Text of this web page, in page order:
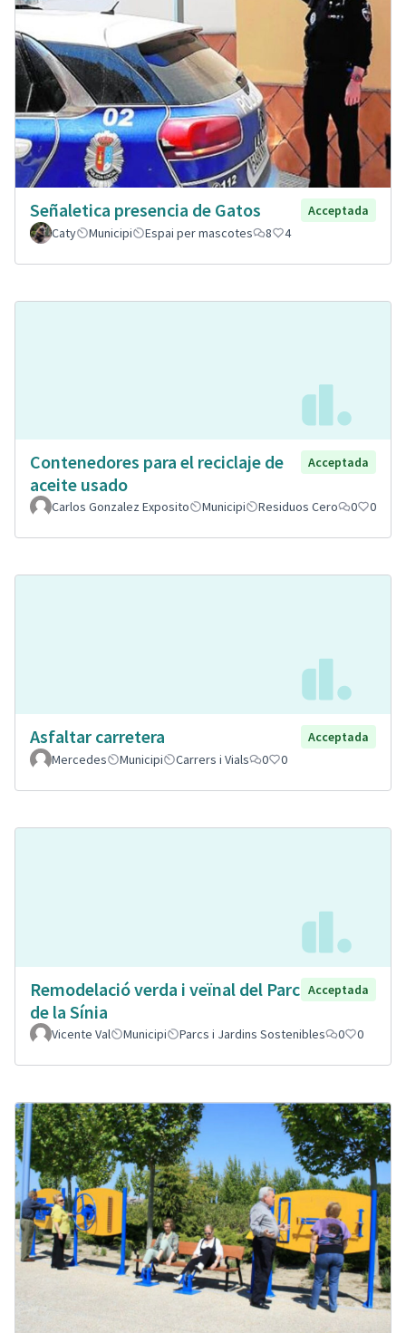
Señaletica presencia de Gatos
Acceptada
Caty
Municipi Espai per mascotes 8 4
Contenedores para el reciclaje de
aceite usado
Acceptada
Carlos Gonzalez Exposito Municipi Residuos Cero 0 0
Asfaltar carretera
Acceptada
Mercedes
Municipi Carrers i Vials 0 0
Remodelació verda i veïnal del Parc
de la Sínia
Acceptada
Vicente Val Municipi Parcs i Jardins Sostenibles 0 0